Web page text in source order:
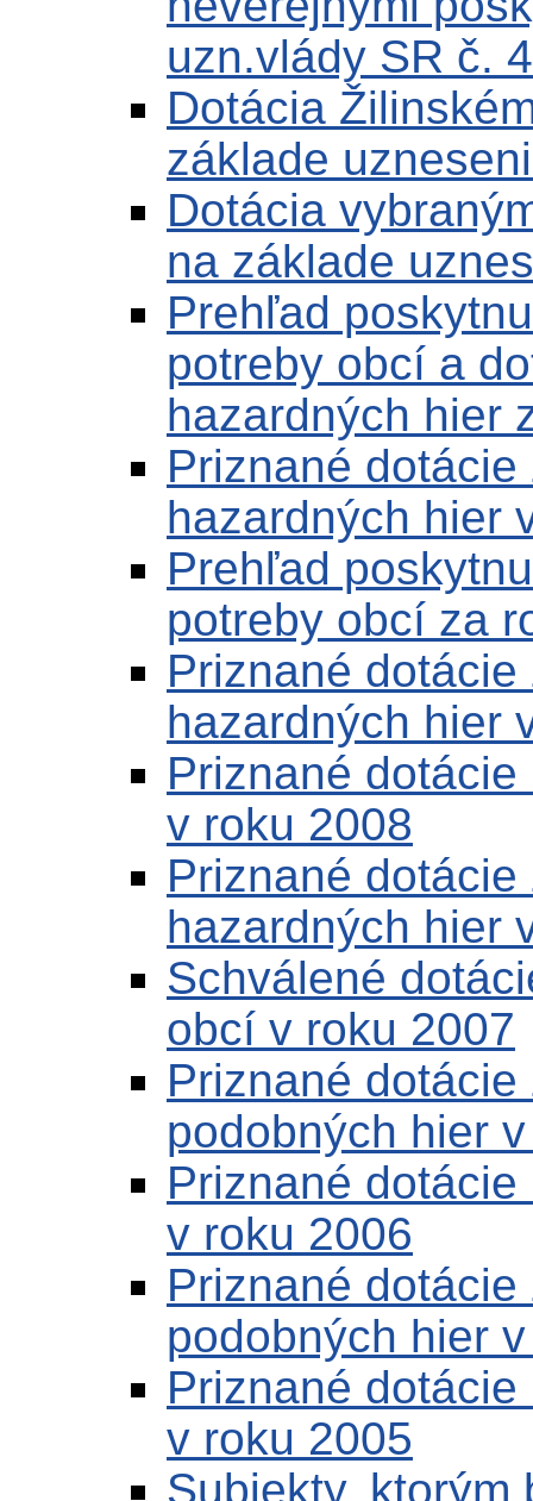
uzn.vlády SR č.
Dotácia
základe
Dotácia
na základe
Prehľad
potreby obcí a
hazardných hier
Priznané
hazardných hier
Prehľad
potreby obcí za
Priznané
hazardných hier
Priznané
v roku 2008
Priznané
hazardných hier
Schválené
obcí v roku 2007
Priznané
podobných hier
Priznané
v roku 2006
Priznané
podobných hier
Priznané
v roku 2005
Subjekty, ktorým